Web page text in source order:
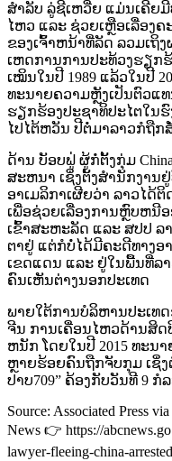
ສຳລັບ ລູ່ຊີເຫວີ່ຍ ແມ່ນເຄີຍ
ໄຫວ ແລະ ຊ່ວຍເຫຼືອເລື່ອງ
ຂອງເຈົ້າຫນ້າທີ່ລັດ ລວມເຖິ
ເຫດການການປະທ້ວງຮຽກ
ເໝິນໃນປີ 1989 ແລ້ວໃນປີ
ທະນາຍຄວາມຫຼັງເປັນຕົວແ
ຮຽກຮ້ອງປະຊາທິປະໄຕໃນ
ໄປໄຕ້ຫວັນ ປີຕໍ່ມາລາວກໍຖືກ
ດ້ານ ບັອບຟູ່ ຜູ້ກໍ່ຕັ້ງກຸ່ມ
ສະຫນາ ເຊິ່ງຕັ້ງສຳນັກງານ
ອາເມລິກາເຜີຍວ່າ ລາວໄດ້
ເພື່ອຊ່ວຍເລື່ອງການຫຼົບຫນີ
ເຂົ້າສະຫະລັດ ແລະ ສປປ ລ
ຕາຢູ່ ແຕ່ກໍບໍ່ໄດ້ມີຄະດີທາງອ
ເຂດແດນ ແລະ ຢູ່ໃນພື້ນທີ່ລ
ຄົນເຫັນຕ່າງນອກປະເທດ
ພາຍໃຕ້ການບໍລິຫານປະເທ
ຈີນ ການເຄື່ອນໄຫວດ້ານສິ
ຫນັກ ໂດຍໃນປີ 2015 ທະນ
ຫຼາຍຮ້ອຍຄົນຖືກຈັບກຸມ ເຊິ່
ປາບ709” ຄ້ອງກັບວັນທີ 9 ກໍ
Source: Associated Press
News 👉 https://
lawyer-fleeing-china-